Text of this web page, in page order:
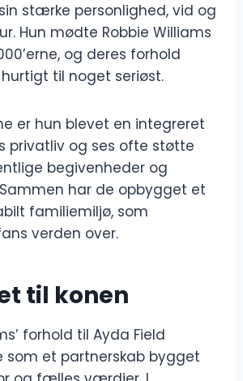
stærke personlighed, vid og
Hun mødte Robbie Williams
og deres forhold
til noget seriøst.
er hun blevet en integreret
privatliv og ses ofte støtte
begivenheder og
har de opbygget et
familiemiljø, som
verden over.
til konen
forhold til Ayda Field
som et partnerskab bygget